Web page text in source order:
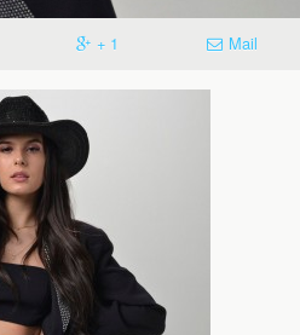
+ 1 Mail